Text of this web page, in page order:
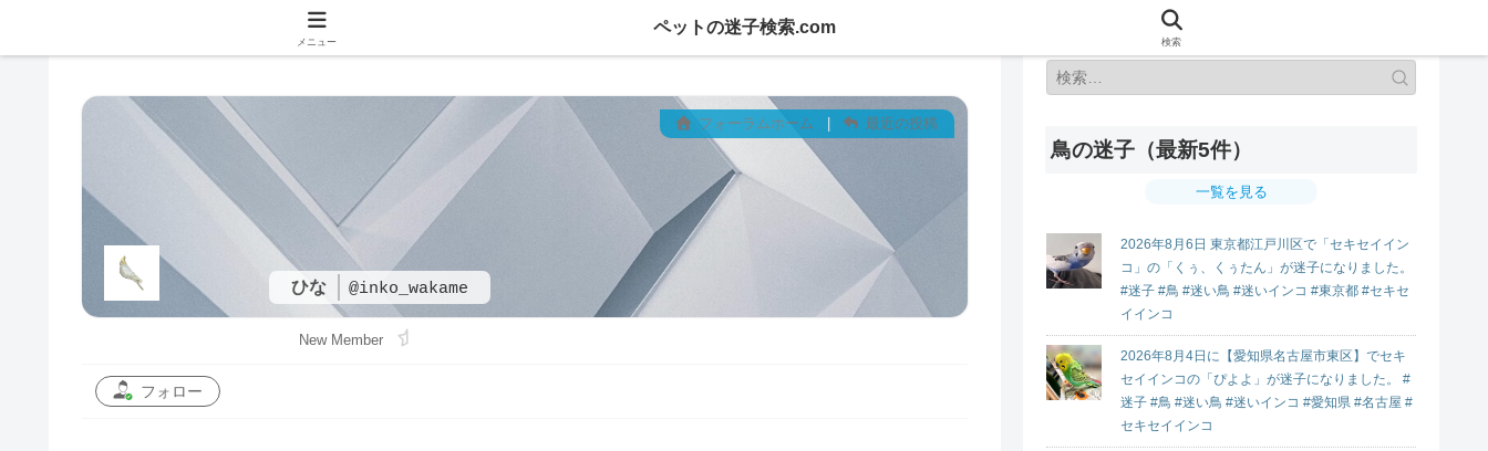
ひな @inko_wakame
フォーラムホーム 最近の投稿
New Member
フォロー
鳥の迷子（最新5件）
一覧を見る
2026年8月6日 東京都江戸川区で「セキセイイン
コ」の「くぅ、くぅたん」が迷子になりました。
#迷子 #鳥 #迷い鳥 #迷いインコ #東京都 #セキセ
イインコ
2026年8月4日に【愛知県名古屋市東区】でセキ
セイインコの「ぴよよ」が迷子になりました。 #
迷子 #鳥 #迷い鳥 #迷いインコ #愛知県 #名古屋 #
セキセイインコ
メニュー
ペットの迷子検索.com
検索